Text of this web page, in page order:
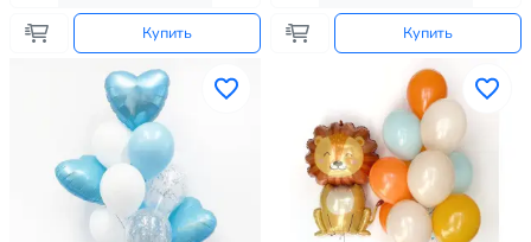
Купить Купить